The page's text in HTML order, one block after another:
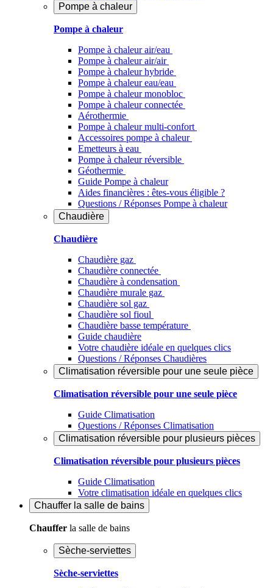
Pompe à chaleur
Pompe à chaleur
Pompe à chaleur air/eau
Pompe à chaleur air/air
Pompe à chaleur hybride
Pompe à chaleur​ eau/eau
Pompe à chaleur monobloc
Pompe à chaleur connectée
Aérothermie
Pompe à chaleur multi-confort
Accessoires pompe à chaleur
Emetteurs à eau
Pompe à chaleur réversible
Géothermie
Guide Pompe à chaleur
Aides financières : êtes-vous éligible ?
Questions / Réponses Pompe à chaleur
Chaudière
Chaudière
Chaudière gaz
Chaudière connectée
Chaudière à condensation
Chaudière murale gaz
Chaudière sol gaz
Chaudière sol fioul
Chaudière basse température
Guide chaudière
Votre chaudière idéale en quelques clics
Questions / Réponses Chaudières
Climatisation réversible pour une seule pièce
Climatisation réversible pour une seule pièce
Guide Climatisation
Questions / Réponses Climatisation
Climatisation réversible pour plusieurs pièces
Climatisation réversible pour plusieurs pièces
Guide Climatisation
Votre climatisation idéale en quelques clics
Chauffer la salle de bains
Chauffer la salle de bains
Sèche-serviettes
Sèche-serviettes